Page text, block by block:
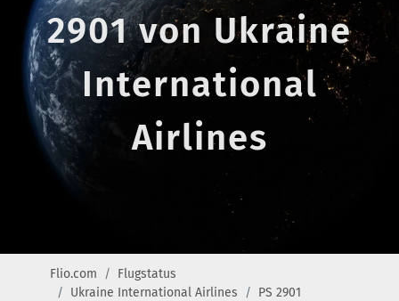
2901 von Ukraine
International
Airlines
Flio.com
Flugstatus
Ukraine International Airlines
PS 2901